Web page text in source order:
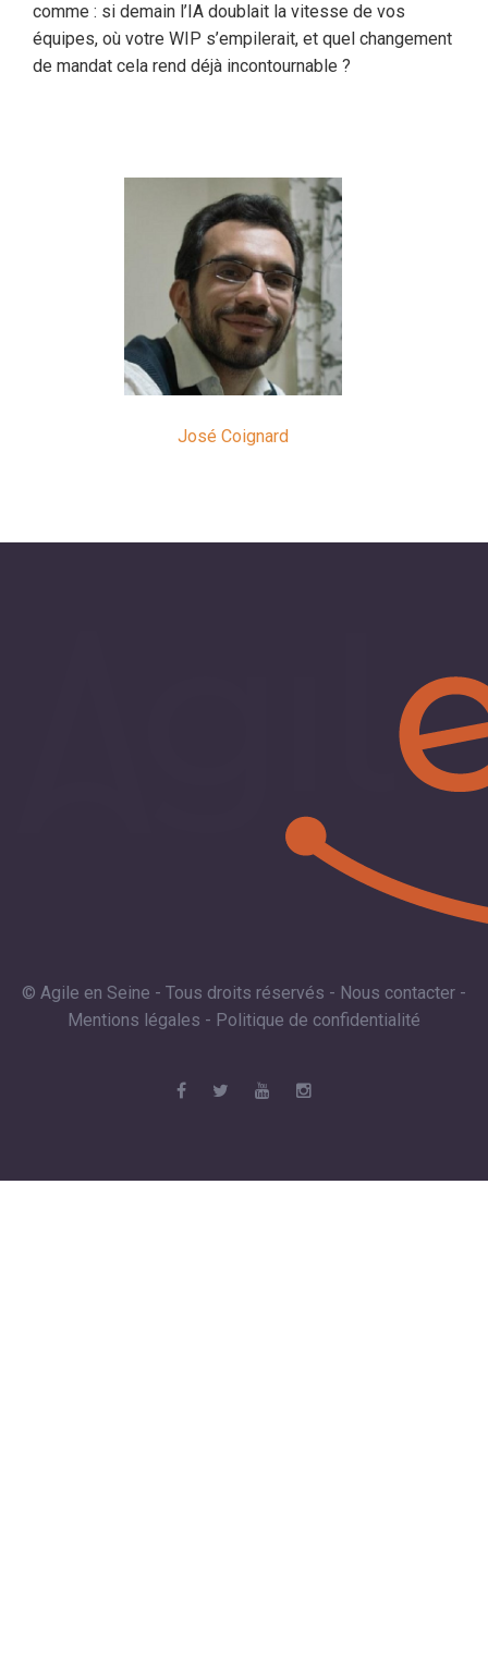
comme : si demain l’IA doublait la vitesse de vos
équipes, où votre WIP s’empilerait, et quel changement
de mandat cela rend déjà incontournable ?
José Coignard
© Agile en Seine - Tous droits réservés - Nous contacter -
Mentions légales - Politique de confidentialité